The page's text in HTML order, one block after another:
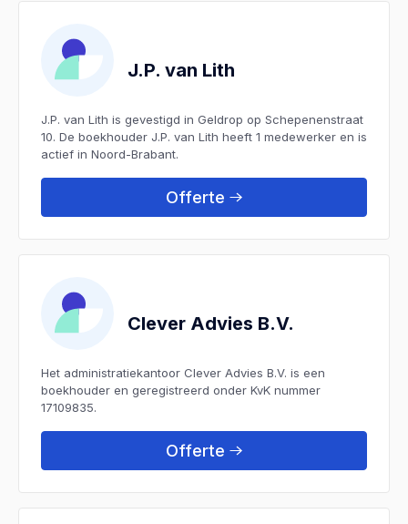
J.P. van Lith
J.P. van Lith is gevestigd in Geldrop op Schepenenstraat
10. De boekhouder J.P. van Lith heeft 1 medewerker en is
actief in Noord-Brabant.
Offerte
Clever Advies B.V.
Het administratiekantoor Clever Advies B.V. is een
boekhouder en geregistreerd onder KvK nummer
17109835.
Offerte